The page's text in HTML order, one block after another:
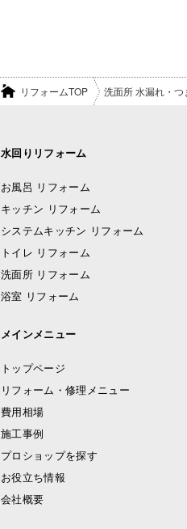
リフォームTOP 洗面所 水漏れ・つ
水回りリフォーム
お風呂 リフォーム
キッチン リフォーム
システムキッチン リフォーム
トイレ リフォーム
洗面所 リフォーム
浴室 リフォーム
メインメニュー
トップページ
リフォーム・修理メニュー
費用相場
施工事例
プロショップを探す
お役立ち情報
会社概要